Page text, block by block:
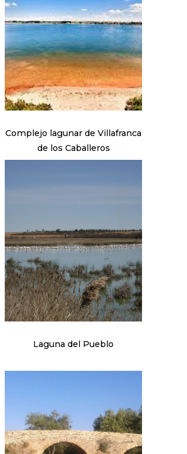
Complejo lagunar de Villafranca
de los Caballeros
Laguna del Pueblo